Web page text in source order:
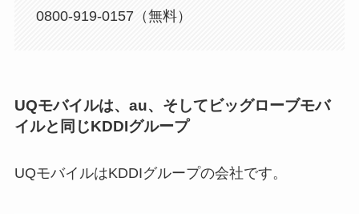
0800-919-0157（無料）
UQモバイルは、au、そしてビッグローブモバ
イルと同じKDDIグループ
UQモバイルはKDDIグループの会社です。